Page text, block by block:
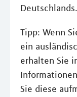
Deutschlands.
Tipp: Wenn
ein
erhalten Sie
Sie diese